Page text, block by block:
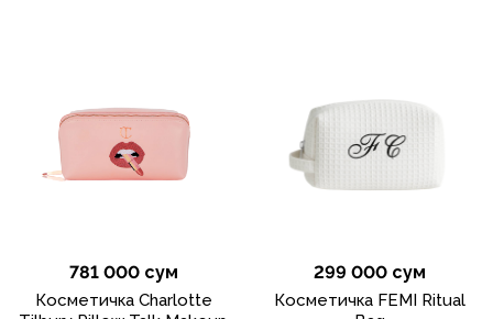
781 000 сум
Косметичка Charlotte
299 000 сум
Косметичка FEMI Ritual